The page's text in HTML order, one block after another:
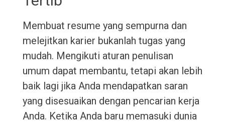
Membuat resume yang sempurna dan
melejitkan karier bukanlah tugas yang
mudah. Mengikuti aturan penulisan
umum dapat membantu, tetapi akan lebih
baik lagi jika Anda mendapatkan saran
yang disesuaikan dengan pencarian kerja
Anda. Ketika Anda baru memasuki dunia